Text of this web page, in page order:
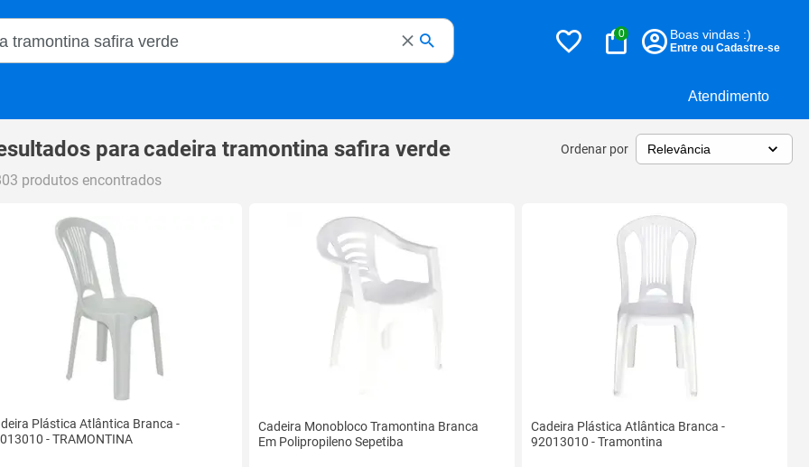
Atendimento
Magalu
0 Boas vindas :)
Entre ou Cadastre-se
paracadeira tramontina safira verde Ordenar por
produtos encontrados
Plástica Atlântica Branca -
- TRAMONTINA
Cadeira Monobloco Tramontina Branca
Em Polipropileno Sepetiba
Cadeira Plástica Atlântica Branca -
92013010 - Tramontina